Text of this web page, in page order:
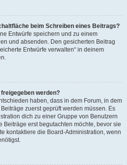
beim Schreiben eines Beitrags?
Entwürfe speichern und zu einem
und absenden. Den gesicherten Beitrag
Entwürfe verwalten“ in deinem
werden?
haben, dass in dem Forum, in dem
zuerst geprüft werden müssen. Es
dich zu einer Gruppe von Benutzern
Beiträge erst begutachten möchte, bevor sie
kontaktiere die Board-Administration, wenn